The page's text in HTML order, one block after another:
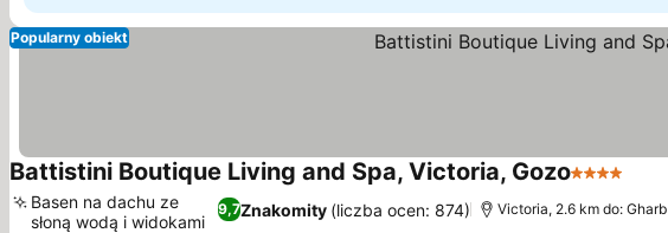
Popularny obiekt
Battistini Boutique Living and Spa, Victoria, Gozo4 Kategoria
9,7Znakomity (liczba ocen: 874)
Basen na dachu ze
słoną wodą i widokami
Victoria, 2.6 km do: Gharb